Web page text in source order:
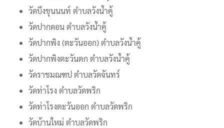
วัดบึงขุนนนท์ ตำบลวังน้ำคู้
วัดปากดอน ตำบลวังน้ำคู้
วัดปากพิง (ตะวันออก) ตำบลวังน้ำคู้
วัดปากพิงตะวันตก ตำบลวังน้ำคู้
วัดราชมณฑป ตำบลวัดจันทร์
วัดท่าโรง ตำบลวัดพริก
วัดท่าโรงตะวันออก ตำบลวัดพริก
วัดบ้านใหม่ ตำบลวัดพริก